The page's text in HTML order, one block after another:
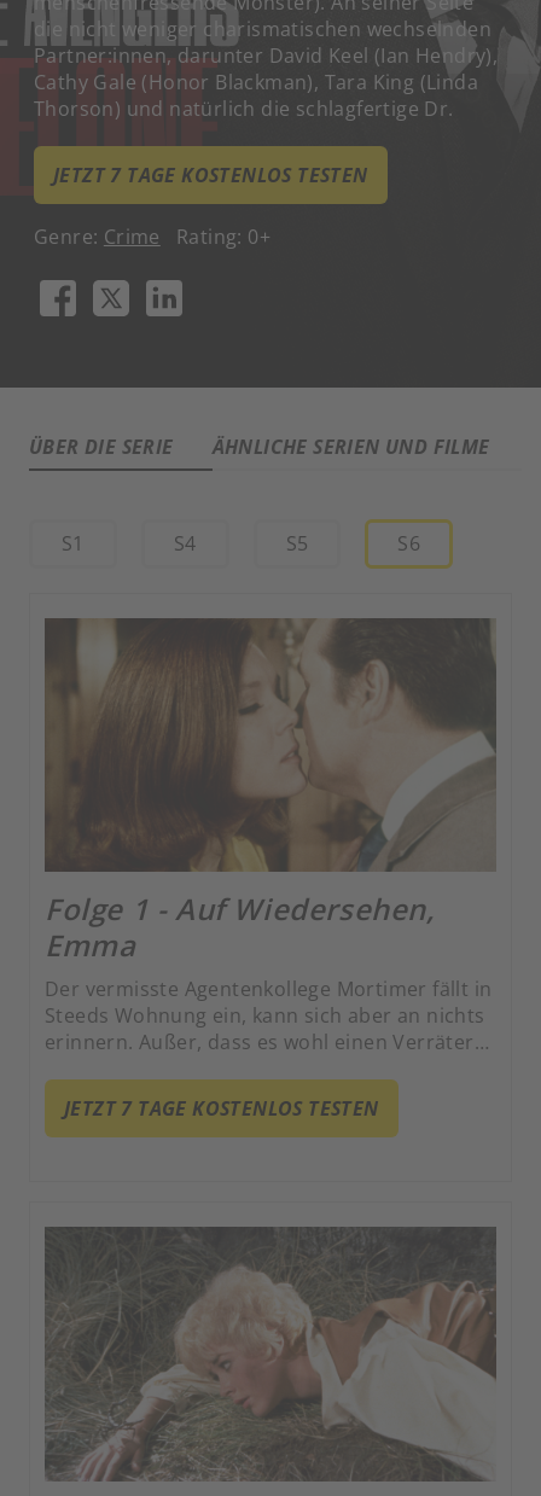
die nicht weniger charismatischen wechselnden
Partner:innen, darunter David Keel (Ian Hendry),
Cathy Gale (Honor Blackman), Tara King (Linda
Thorson) und natürlich die schlagfertige Dr.
JETZT 7 TAGE KOSTENLOS TESTEN
Genre: Crime Rating: 0+
ÜBER DIE SERIE ÄHNLICHE SERIEN UND FILME
S1 S4 S5 S6
Folge 1 - Auf Wiedersehen,
Emma
Der vermisste Agentenkollege Mortimer fällt in
Steeds Wohnung ein, kann sich aber an nichts
erinnern. Außer, dass es wohl einen Verräter
JETZT 7 TAGE KOSTENLOS TESTEN